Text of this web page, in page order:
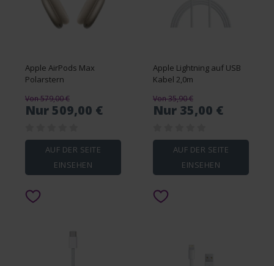
Apple AirPods Max
Polarstern
Von 579,00 €
Nur 509,00 €
AUF DER SEITE
EINSEHEN
Apple Lightning auf USB
Kabel 2,0m
Von 35,90 €
Nur 35,00 €
AUF DER SEITE
EINSEHEN